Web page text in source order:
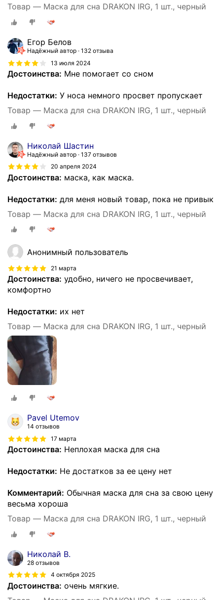
Товар — Маска для сна DRAKON IRG, 1 шт., черный
Егор Белов
Надёжный автор 132 отзыва
13 июля 2024
Достоинства: Мне помогает со сном
Недостатки: У носа немного просвет пропускает
Товар — Маска для сна DRAKON IRG, 1 шт., черный
Николай Шастин
Надёжный автор 137 отзывов
20 апреля 2024
Достоинства: маска, как маска.
Недостатки: для меня новый товар, пока не привык
Товар — Маска для сна DRAKON IRG, 1 шт., черный
Анонимный пользователь
21 марта
Достоинства: удобно, ничего не просвечивает,
комфортно
Недостатки: их нет
Товар — Маска для сна DRAKON IRG, 1 шт., черный
Pavel Utemov
14 отзывов
17 марта
Достоинства: Неплохая маска для сна
Недостатки: Не достатков за ее цену нет
Комментарий: Обычная маска для сна за свою цену
весьма хороша
Товар — Маска для сна DRAKON IRG, 1 шт., черный
Николай В.
28 отзывов
4 октября 2025
Достоинства: очень мягкие.